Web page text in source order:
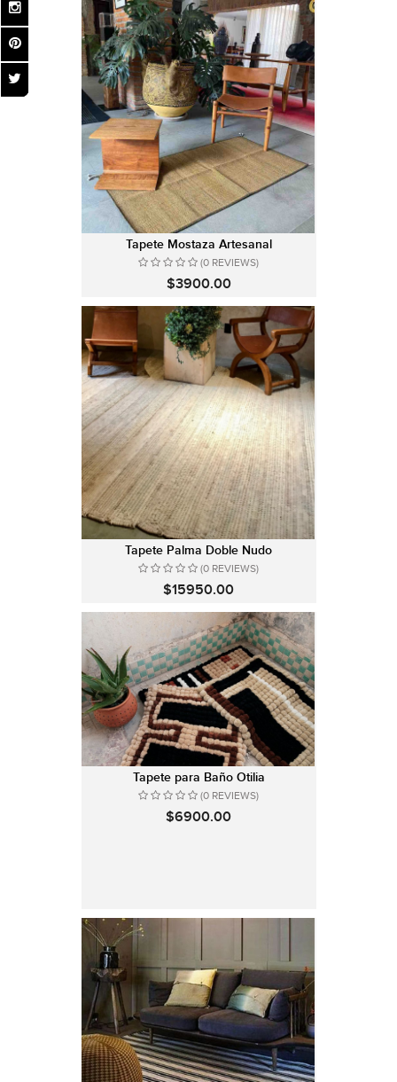
Tapete Mostaza Artesanal
(0 REVIEWS)
$3900.00
Tapete Palma Doble Nudo
(0 REVIEWS)
$15950.00
Tapete para Baño Otilia
(0 REVIEWS)
$6900.00